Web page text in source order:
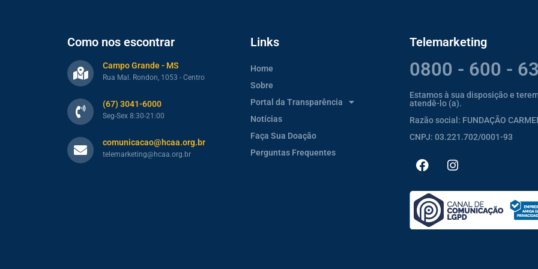
Como nos escontrar
Campo Grande - MS
Rua Mal. Rondon, 1053 - Centro
(67) 3041-6000
Seg-Sex 8:30-21:00
comunicacao@hcaa.org.br
telemarketing@hcaa.org.br
Links
Home
Sobre
Portal da Transparência
Notícias
Faça Sua Doação
Perguntas Frequentes
Telemarketing
0800 - 600 -
Estamos à sua disposição e
atendê-lo (a).
Razão social: FUNDAÇÃO
CNPJ: 03.221.702/0001-93